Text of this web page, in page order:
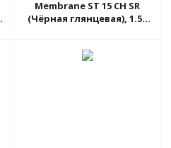
Membrane ST 15 CH SR
(Чёрная глянцевая), 1.52